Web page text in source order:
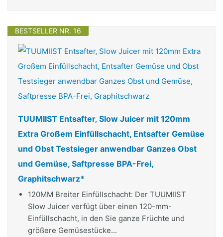
BESTSELLER NR. 16
TUUMIIST Entsafter‚ Slow Juicer mit 120mm
Extra Großem Einfüllschacht, Entsafter Gemüse
und Obst Testsieger anwendbar Ganzes Obst
und Gemüse, Saftpresse BPA-Frei,
Graphitschwarz*
120MM Breiter Einfüllschacht: Der TUUMIIST
Slow Juicer verfügt über einen 120-mm-
Einfüllschacht, in den Sie ganze Früchte und
größere Gemüsestücke...